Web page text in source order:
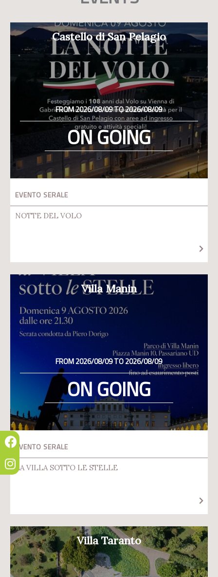
Castello di San Pelagio
FROM 2026/08/09 TO 2026/08/09
ON GOING
EVENTO SERALE
NOTTE DEL VOLO
Villa Manin
FROM 2026/08/09 TO 2026/08/09
ON GOING
EVENTO SERALE
LA VILLA SOTTO LE STELLE
Villa Taranto